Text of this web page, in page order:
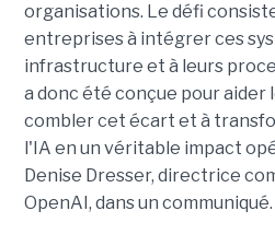
organisations. Le défi
entreprises à intégrer ces
infrastructure et à leurs
a donc été conçue pour aider
combler cet écart et à
l'IA en un véritable impact
Denise Dresser, directrice
OpenAI, dans un communiqué.